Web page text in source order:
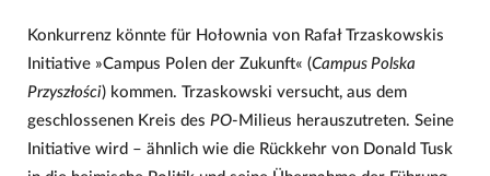
Konkurrenz könnte für Hołownia von Rafał Trzaskowskis
Initiative »Campus Polen der Zukunft« (Campus Polska
Przyszłości) kommen. Trzaskowski versucht, aus dem
geschlossenen Kreis des PO-Milieus herauszutreten. Seine
Initiative wird – ähnlich wie die Rückkehr von Donald Tusk